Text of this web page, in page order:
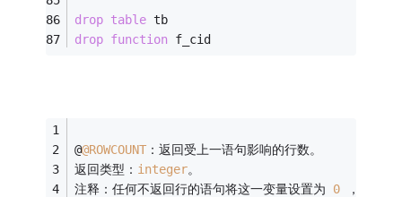
drop table tb
drop function f_cid
@@ROWCOUNT ：返回受上一语句影响的行数。
返回类型： integer。
注释：任何不返回行的语句将这一变量设置为 0 ，如 IF